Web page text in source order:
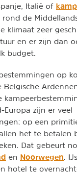
Italië of
de
klimaat zeer
en er zijn dan
budget.
op
Belgische
Europa zijn er veel
op een
het te betalen
Dat gebeurt
en Noorwegen .
hotel te